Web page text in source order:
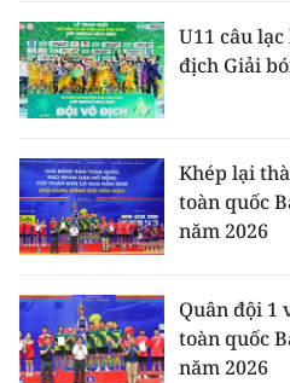
U11 câu
địch Giải
Khép lại
toàn quốc
năm 2026
Quân đội 1
toàn quốc
năm 2026